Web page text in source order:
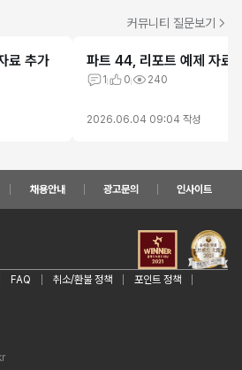
커뮤니티 질문보기
료 추가
파트 44, 리포트 예제 자료
1 0 240
2026.06.04 09:04 작성
채용안내 광고문의 인사이트
FAQ 취소/환불 정책
포인트 정책